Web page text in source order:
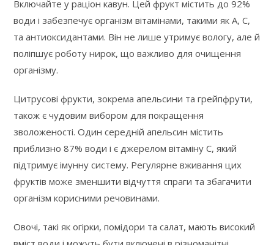
Включайте у раціон кавун. Цей фрукт містить до 92%
води і забезпечує організм вітамінами, такими як A, C,
та антиоксидантами. Він не лише утримує вологу, але й
поліпшує роботу нирок, що важливо для очищення
організму.
Цитрусові фрукти, зокрема апельсини та грейпфрути,
також є чудовим вибором для покращення
зволоженості. Один середній апельсин містить
приблизно 87% води і є джерелом вітаміну C, який
підтримує імунну систему. Регулярне вживання цих
фруктів може зменшити відчуття спраги та збагачити
організм корисними речовинами.
Овочі, такі як огірки, помідори та салат, мають високий